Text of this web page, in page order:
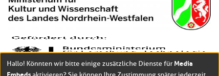
Hallo! Könnten wir bitte einige zusätzliche Dienste für Media
Embeds